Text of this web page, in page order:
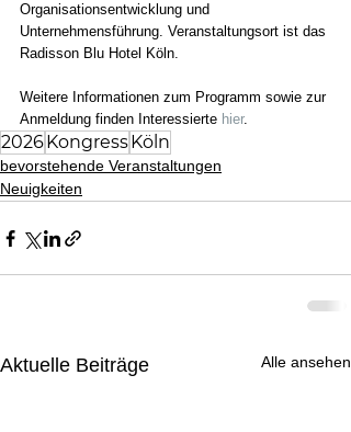
Organisationsentwicklung und
Unternehmensführung. Veranstaltungsort ist das
Radisson Blu Hotel Köln.
Weitere Informationen zum Programm sowie zur
Anmeldung finden Interessierte hier.
2026KongressKöln
bevorstehende Veranstaltungen
Neuigkeiten
Aktuelle Beiträge Alle ansehen